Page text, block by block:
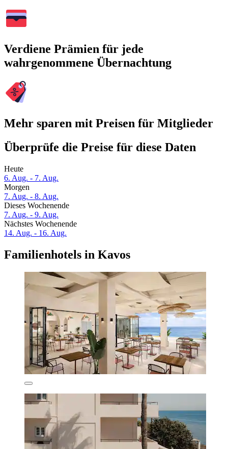
Verdiene Prämien für jede
wahrgenommene Übernachtung
Mehr sparen mit Preisen für Mitglieder
Überprüfe die Preise für diese Daten
Heute
6. Aug. - 7. Aug.
Morgen
7. Aug. - 8. Aug.
Dieses Wochenende
7. Aug. - 9. Aug.
Nächstes Wochenende
14. Aug. - 16. Aug.
Familienhotels in Kavos